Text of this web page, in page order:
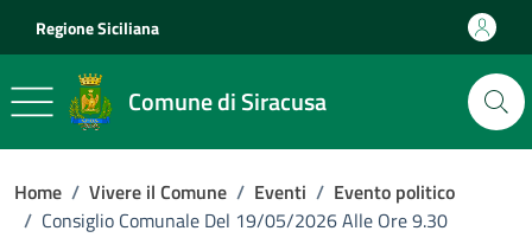
Regione Siciliana
Comune di Siracusa
Home / Vivere il Comune / Eventi / Evento politico
/ Consiglio Comunale Del 19/05/2026 Alle Ore 9.30